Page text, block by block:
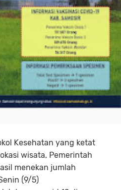
Kesehatan yang ketat
wisata, Pemerintah
menekan jumlah
(9/5)